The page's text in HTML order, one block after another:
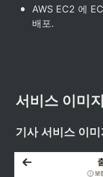
• AWS EC2 에
배포.
서비스 이미지
기사 서비스 이미